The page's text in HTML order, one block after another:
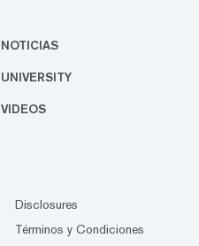
NOTICIAS
UNIVERSITY
VIDEOS
Disclosures
Términos y Condiciones